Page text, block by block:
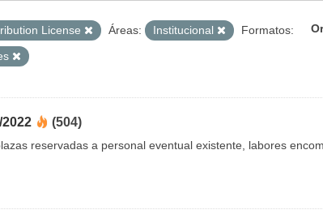
License Áreas: Institucional
Formatos:
(504)
reservadas a personal eventual existente, labores